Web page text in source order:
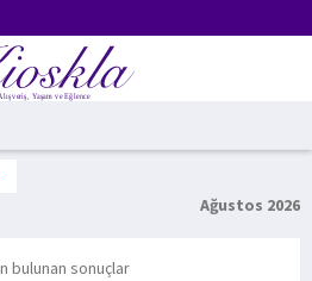
Ağustos 2026
bulunan sonuçlar